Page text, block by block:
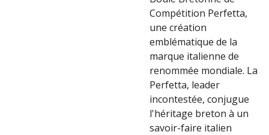
Compétition Perfetta,
une création
emblématique de la
marque italienne de
renommée mondiale. La
Perfetta, leader
incontestée, conjugue
l'héritage breton à un
savoir-faire italien